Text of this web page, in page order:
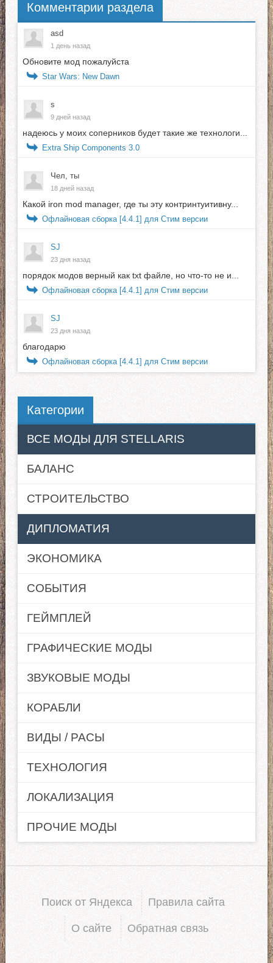
Комментарии раздела
asd
1 день назад
Обновите мод пожалуйста
Star Wars: New Dawn
s
9 дней назад
надеюсь у моих соперников будет такие же технологи...
Extra Ship Components 3.0
Чел, ты
18 дней назад
Какой iron mod manager, где ты эту контринтуитивну...
Офлайновая сборка [4.4.1] для Стим версии
SJ
23 дня назад
порядок модов верный как txt файле, но что-то не и...
Офлайновая сборка [4.4.1] для Стим версии
SJ
23 дня назад
благодарю
Офлайновая сборка [4.4.1] для Стим версии
Категории
ВСЕ МОДЫ ДЛЯ STELLARIS
БАЛАНС
СТРОИТЕЛЬСТВО
ДИПЛОМАТИЯ
ЭКОНОМИКА
СОБЫТИЯ
ГЕЙМПЛЕЙ
ГРАФИЧЕСКИЕ МОДЫ
ЗВУКОВЫЕ МОДЫ
КОРАБЛИ
ВИДЫ / РАСЫ
ТЕХНОЛОГИЯ
ЛОКАЛИЗАЦИЯ
ПРОЧИЕ МОДЫ
Поиск от Яндекса Правила сайта
О сайте Обратная связь